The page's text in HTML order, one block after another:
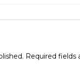
Required fields